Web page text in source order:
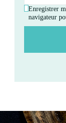
Enregistrer
navigateur